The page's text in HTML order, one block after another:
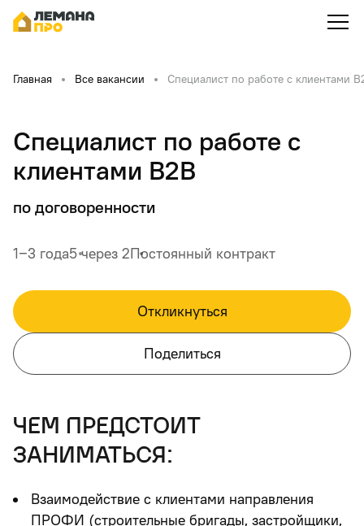
Главная Все вакансии Специалист по работе с клиентами
Специалист по работе с
клиентами В2В
по договоренности
1‒3 года5 через 2Постоянный контракт
Откликнуться
Поделиться
чем предстоит
заниматься:
Взаимодействие с клиентами направления
ПРОФИ (строительные бригады, застройщики,